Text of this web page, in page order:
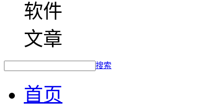
软件
文章
搜索
首页